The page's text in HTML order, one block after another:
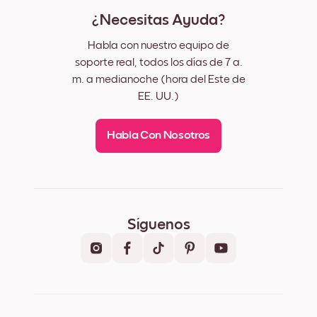
¿Necesitas Ayuda?
Habla con nuestro equipo de
soporte real, todos los días de 7 a.
m. a medianoche (hora del Este de
EE. UU.)
Habla Con Nosotros
Síguenos